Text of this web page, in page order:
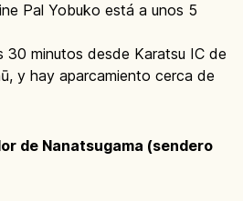
Pal Yobuko está a unos 5
30 minutos desde Karatsu IC de
y hay aparcamiento cerca de
de Nanatsugama (sendero